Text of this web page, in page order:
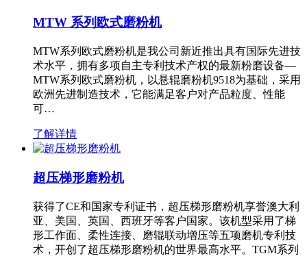
MTW 系列欧式磨粉机
MTW系列欧式磨粉机是我公司新近推出具有国际先进技
术水平，拥有多项自主专利技术产权的最新粉磨设备—
MTW系列欧式磨粉机，以悬辊磨粉机9518为基础，采用
欧洲先进制造技术，它能满足客户对产品粒度、性能
可…
了解详情
超压梯形磨粉机
获得了CE和国家专利证书，超压梯形磨粉机享誉澳大利
亚、美国、英国、西班牙等客户国家。该机型采用了梯
形工作面、柔性连接、磨辊联动增压等五项磨机专利技
术，开创了超压梯形磨粉机的世界最高水平。TGM系列